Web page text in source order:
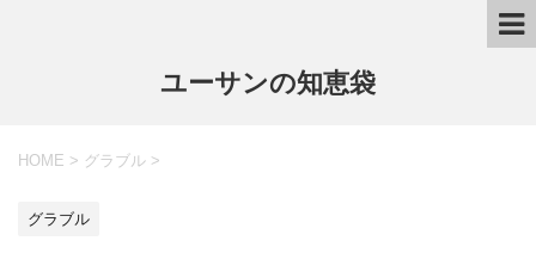
ユーサンの知恵袋
HOME > グラブル >
グラブル